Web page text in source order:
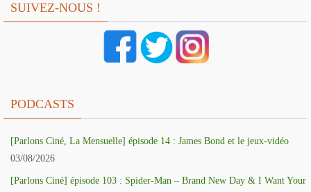
SUIVEZ-NOUS !
PODCASTS
[Parlons Ciné, La Mensuelle] épisode 14 : James Bond et le jeux-vidéo
03/08/2026
[Parlons Ciné] épisode 103 : Spider-Man – Brand New Day & I Want Your